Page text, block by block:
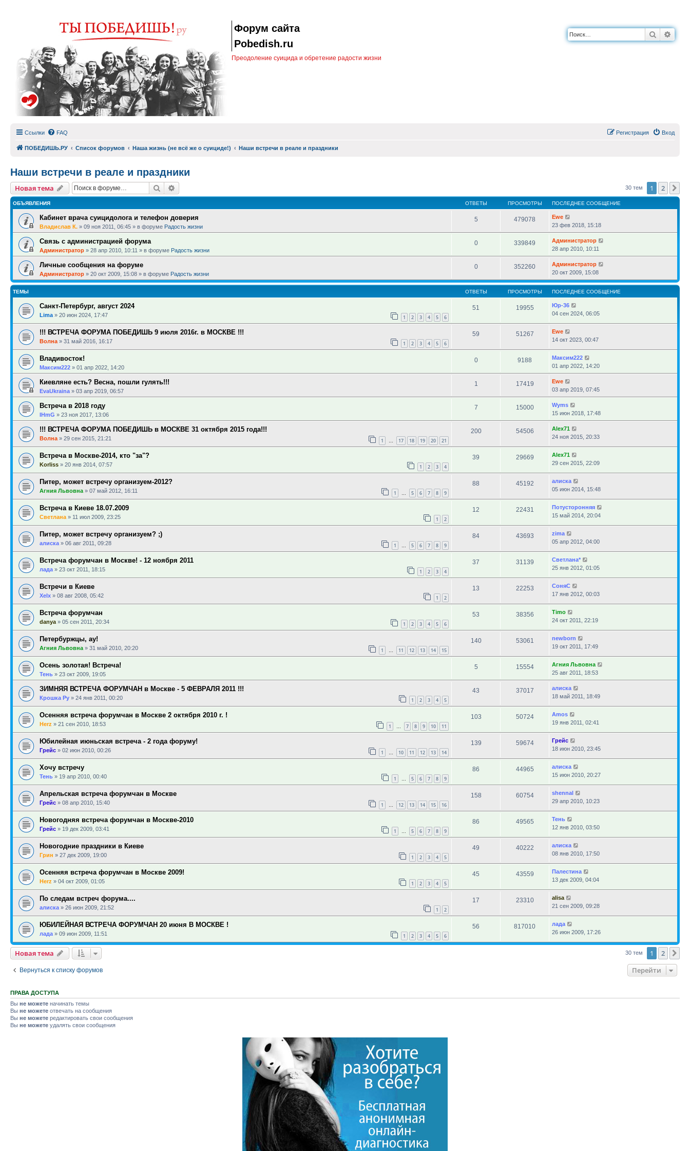
Форум сайта
Pobedish.ru
Преодоление суицида и обретение радости жизни
Поиск
Ссылки FAQ Вход
Регистрация
ПОБЕДИШЬ.РУ Список форумов Наша жизнь (не всё же о суициде!) Наши встречи в реале и праздники
Наши встречи в реале и праздники
Новая тема Поиск 30 тем 1 2
ОБЪЯВЛЕНИЯ ОТВЕТЫ ПРОСМОТРЫ ПОСЛЕДНЕЕ СООБЩЕНИЕ
Кабинет врача суицидолога и телефон доверия
Владислав К. » 09 ноя 2011, 06:45 » в форуме Радость жизни
5 479078
Ewe
23 фев 2018, 15:18
Связь с администрацией форума
Администратор » 28 апр 2010, 10:11 » в форуме Радость жизни
0 339849
Администратор
28 апр 2010, 10:11
Личные сообщения на форуме
Администратор » 20 окт 2009, 15:08 » в форуме Радость жизни
0 352260
Администратор
20 окт 2009, 15:08
ТЕМЫ ОТВЕТЫ ПРОСМОТРЫ ПОСЛЕДНЕЕ СООБЩЕНИЕ
Санкт-Петербург, август 2024
Lima » 20 июн 2024, 17:47 1 2 3 4 5 6
51 19955
Юр-36
04 сен 2024, 06:05
!!! ВСТРЕЧА ФОРУМА ПОБЕДИШЬ 9 июля 2016г. в МОСКВЕ !!!
Волна » 31 май 2016, 16:17 1 2 3 4 5 6
59 51267
Ewe
14 окт 2023, 00:47
Владивосток!
Максим222 » 01 апр 2022, 14:20
0 9188
Максим222
01 апр 2022, 14:20
Киевляне есть? Весна, пошли гулять!!!
EvaUkraina » 03 апр 2019, 06:57
1 17419
Ewe
03 апр 2019, 07:45
Встреча в 2018 году
IHmG » 23 ноя 2017, 13:06
7 15000
Wyms
15 июн 2018, 17:48
!!! ВСТРЕЧА ФОРУМА ПОБЕДИШЬ в МОСКВЕ 31 октября 2015 года!!!
Волна » 29 сен 2015, 21:21 1 … 17 18 19 20 21
200 54506
Alex71
24 ноя 2015, 20:33
Встреча в Москве-2014, кто "за"?
Korliss » 20 янв 2014, 07:57 1 2 3 4
39 29669
Alex71
29 сен 2015, 22:09
Питер, может встречу организуем-2012?
Агния Львовна » 07 май 2012, 16:11 1 … 5 6 7 8 9
88 45192
алиска
05 июн 2014, 15:48
Встреча в Киеве 18.07.2009
Светлана » 11 июл 2009, 23:25 1 2
12 22431
Потусторонняя
15 май 2014, 20:04
Питер, может встречу организуем? ;)
алиска » 06 авг 2011, 09:28 1 … 5 6 7 8 9
84 43693
zima
05 апр 2012, 04:00
Встреча форумчан в Москве! - 12 ноября 2011
лада » 23 окт 2011, 18:15 1 2 3 4
37 31139
Светлана*
25 янв 2012, 01:05
Встречи в Киеве
Xelx » 08 авг 2008, 05:42 1 2
13 22253
СоняС
17 янв 2012, 00:03
Встреча форумчан
danya » 05 сен 2011, 20:34 1 2 3 4 5 6
53 38356
Timo
24 окт 2011, 22:19
Петербуржцы, ау!
Агния Львовна » 31 май 2010, 20:20 1 … 11 12 13 14 15
140 53061
newborn
19 окт 2011, 17:49
Осень золотая! Встреча!
Тень » 23 окт 2009, 19:05
5 15554
Агния Львовна
25 авг 2011, 18:53
ЗИМНЯЯ ВСТРЕЧА ФОРУМЧАН в Москве - 5 ФЕВРАЛЯ 2011 !!!
Крошка Ру » 24 янв 2011, 00:20 1 2 3 4 5
43 37017
алиска
18 май 2011, 18:49
Осенняя встреча форумчан в Москве 2 октября 2010 г. !
Herz » 21 сен 2010, 18:53 1 … 7 8 9 10 11
103 50724
Amos
19 янв 2011, 02:41
Юбилейная июньская встреча - 2 года форуму!
Грейс » 02 июн 2010, 00:26 1 … 10 11 12 13 14
139 59674
Грейс
18 июн 2010, 23:45
Хочу встречу
Тень » 19 апр 2010, 00:40 1 … 5 6 7 8 9
86 44965
алиска
15 июн 2010, 20:27
Апрельская встреча форумчан в Москве
Грейс » 08 апр 2010, 15:40 1 … 12 13 14 15 16
158 60754
shennal
29 апр 2010, 10:23
Новогодняя встреча форумчан в Москве-2010
Грейс » 19 дек 2009, 03:41 1 … 5 6 7 8 9
86 49565
Тень
12 янв 2010, 03:50
Новогодние праздники в Киеве
Грин » 27 дек 2009, 19:00 1 2 3 4 5
49 40222
алиска
08 янв 2010, 17:50
Осенняя встреча форумчан в Москве 2009!
Herz » 04 окт 2009, 01:05 1 2 3 4 5
45 43559
Палестина
13 дек 2009, 04:04
По следам встреч форума....
алиска » 26 июн 2009, 21:52 1 2
17 23310
alisa
21 сен 2009, 09:28
ЮБИЛЕЙНАЯ ВСТРЕЧА ФОРУМЧАН 20 июня В МОСКВЕ !
лада » 09 июн 2009, 11:51 1 2 3 4 5 6
56 817010
лада
26 июн 2009, 17:26
Новая тема 30 тем 1 2
Вернуться к списку форумов Перейти
ПРАВА ДОСТУПА
Вы не можете начинать темы
Вы не можете отвечать на сообщения
Вы не можете редактировать свои сообщения
Вы не можете удалять свои сообщения